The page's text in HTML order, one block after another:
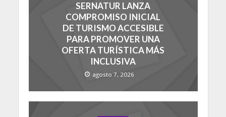
SERNATUR LANZA
COMPROMISO INICIAL
DE TURISMO ACCESIBLE
PARA PROMOVER UNA
OFERTA TURÍSTICA MÁS
INCLUSIVA
agosto 7, 2026